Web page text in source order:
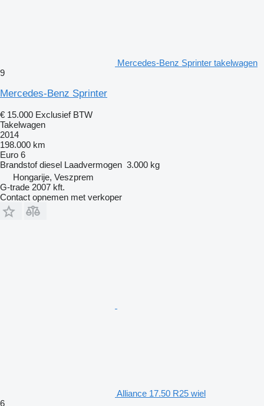
Mercedes-Benz Sprinter takelwagen
9
Mercedes-Benz Sprinter
€ 15.000 Exclusief BTW
Takelwagen
2014
198.000 km
Euro 6
Brandstof diesel Laadvermogen 3.000 kg
Hongarije, Veszprem
G-trade 2007 kft.
Contact opnemen met verkoper
Alliance 17.50 R25 wiel
6